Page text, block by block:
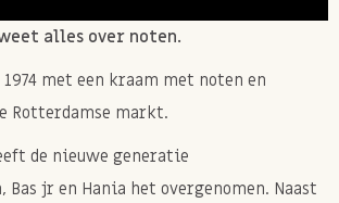
alles over noten.
1974 met een kraam met noten en
Rotterdamse markt.
de nieuwe generatie
jr en Hania het overgenomen. Naast